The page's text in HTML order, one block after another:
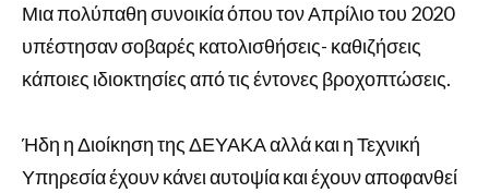
Μια πολύπαθη συνοικία όπου τον Απρίλιο του 2020
υπέστησαν σοβαρές κατολισθήσεις- καθιζήσεις
κάποιες ιδιοκτησίες από τις έντονες βροχοπτώσεις.
Ήδη η Διοίκηση της ΔΕΥΑΚΑ αλλά και η Τεχνική
Υπηρεσία έχουν κάνει αυτοψία και έχουν αποφανθεί